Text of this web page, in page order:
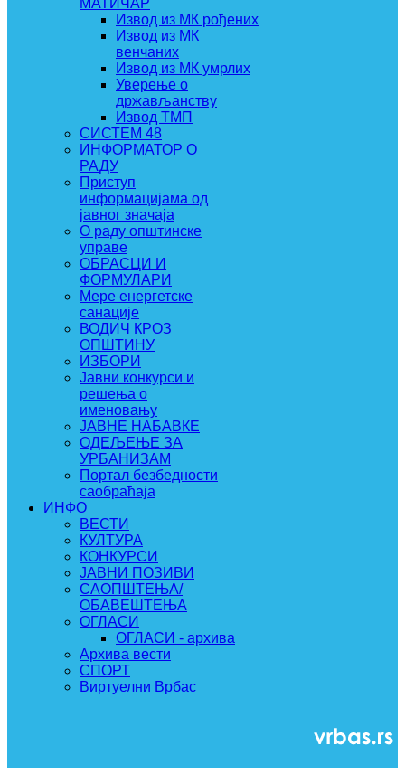
МАТИЧАР
Извод из МК рођених
Извод из МК
венчаних
Извод из МК умрлих
Уверење о
држављанству
Извод ТМП
СИСТЕМ 48
ИНФОРМАТОР О
РАДУ
Приступ
информацијама од
јавног значаја
О раду општинске
управе
ОБРАСЦИ И
ФОРМУЛАРИ
Мере енергетске
санације
ВОДИЧ КРОЗ
ОПШТИНУ
ИЗБОРИ
Јавни конкурси и
решења о
именовању
ЈАВНЕ НАБАВКЕ
ОДЕЉЕЊЕ ЗА
УРБАНИЗАМ
Портал безбедности
саобраћаја
ИНФО
ВЕСТИ
КУЛТУРА
КОНКУРСИ
ЈАВНИ ПОЗИВИ
САОПШТЕЊА/
ОБАВЕШТЕЊА
ОГЛАСИ
ОГЛАСИ - архива
Архива вести
СПОРТ
Виртуелни Врбас